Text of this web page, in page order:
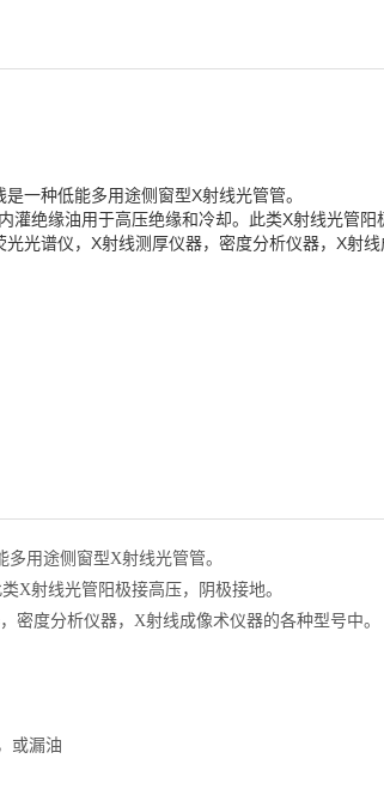
一种低能多用途侧窗型X射线光管管。
灌绝缘油用于高压绝缘和冷却。此类X射线光管阳
光谱仪，X射线测厚仪器，密度分析仪器，X射线
用途侧窗型X射线光管管。
X射线光管阳极接高压，阴极接地。
密度分析仪器，X射线成像术仪器的各种型号中。
或漏油